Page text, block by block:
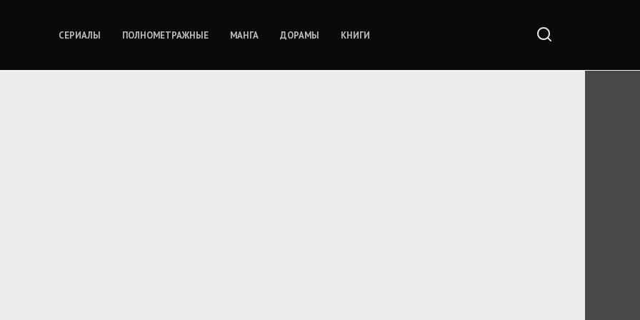
СЕРИАЛЫ ПОЛНОМЕТРАЖНЫЕ МАНГА ДОРАМЫ КНИГИ